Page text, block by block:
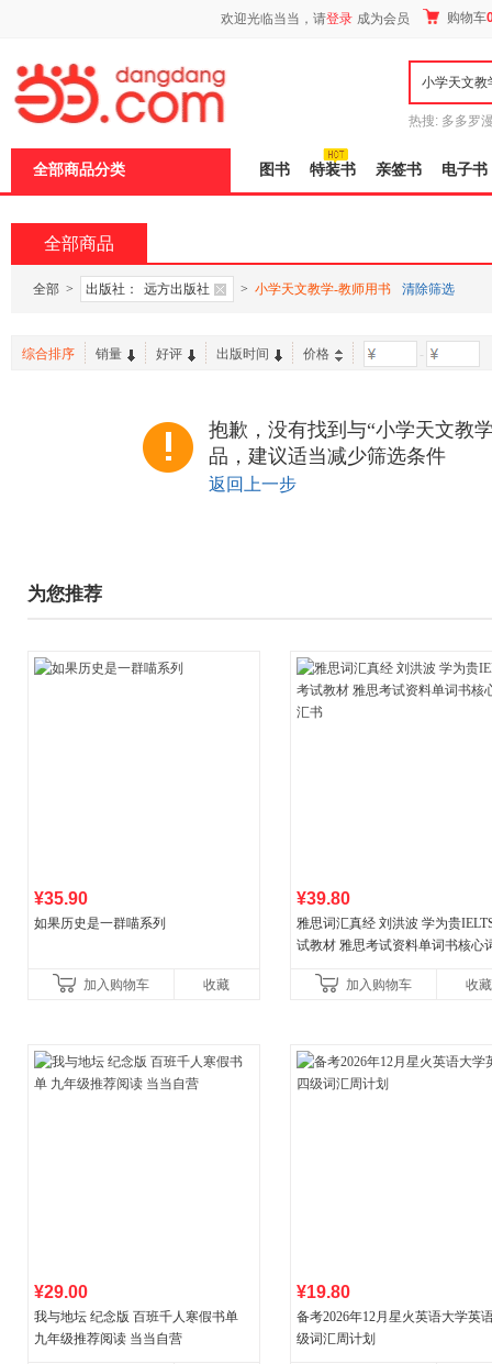
欢迎光临当当，请登录 成为会员 购物车
热搜: 多多罗
全部商品分类 图书 特装书 亲签书 电子书
全部商品
全部 > 出版社： 远方出版社 > 小学天文教学-教师用书 清除筛选
综合排序 销量 好评 出版时间 价格 -
抱歉，没有找到与“小学天文教
品，建议适当减少筛选条件
返回上一步
为您推荐
¥35.90
如果历史是一群喵系列
加入购物车 收藏
¥39.80
雅思词汇真经 刘洪波 学为贵
试教材 雅思考试资料单词书核心
加入购物车
收藏
¥29.00
我与地坛 纪念版 百班千人寒假书单
九年级推荐阅读 当当自营
¥19.80
备考2026年12月星火英语大学英
级词汇周计划
页
加